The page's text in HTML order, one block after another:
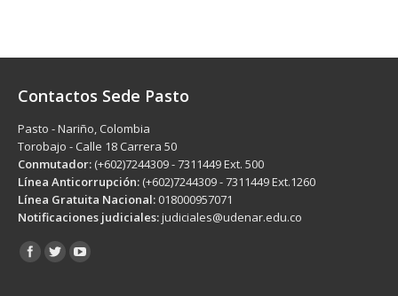
Contactos Sede Pasto
Pasto - Nariño, Colombia
Torobajo - Calle 18 Carrera 50
Conmutador: (+602)7244309 - 7311449 Ext. 500
Línea Anticorrupción: (+602)7244309 - 7311449 Ext.1260
Línea Gratuita Nacional: 018000957071
Notificaciones judiciales:judiciales@udenar.edu.co
Encuéntranos en: